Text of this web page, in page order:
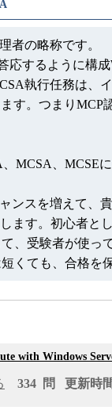
者の略称です。
応するように
執行任務は、
す。つまりMCP
MCSA、MCSEに
ンスを増えて、
ます。初心者と
、受験者が使っ
くても、合格を
with Windows
334 問 更新時間